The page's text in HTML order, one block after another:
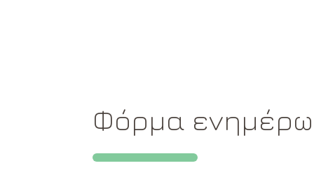
Φόρμα